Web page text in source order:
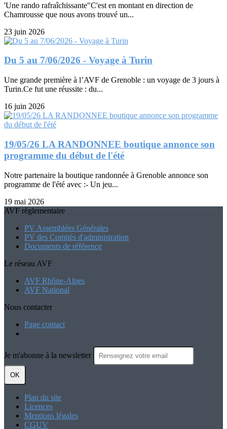
'Une rando rafraîchissante"C'est en montant en direction de
Chamrousse que nous avons trouvé un...
23 juin 2026
Du 5 au 7/06/2026 - Voyage à Turin
Une grande première à l’AVF de Grenoble : un voyage de 3 jours à
Turin.Ce fut une réussite : du...
16 juin 2026
19/05/26 LA RANDONNEE boutique annonce son
programme du début de l'été
Notre partenaire la boutique randonnée à Grenoble annonce son
programme de l'été avec :- Un jeu...
19 mai 2026
AVF règlementaire
PV Assemblées Générales
PV des Comités d'administration
Documents de référence
Le réseau AVF
AVF Rhône-Alpes
AVF National
Nous contacter
Page contact
Je m'abonne à la newsletter
OK
Plan du site
Licences
Mentions légales
CGUV